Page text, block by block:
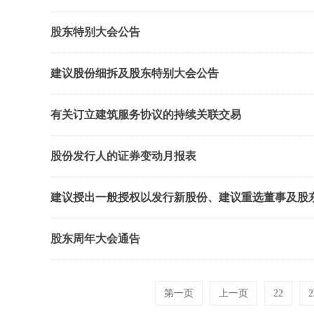
股东特别大会公告
建议股份细拆及股东特别大会公告
有关订立建筑服务协议的持续关联交易
股份发行人的证券变动月报表
建议授出一般授权以发行新股份、建议重选董事及股
股东周年大会通告
第一页 上一页 22